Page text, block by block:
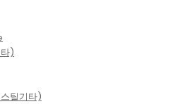
)
틸기타)